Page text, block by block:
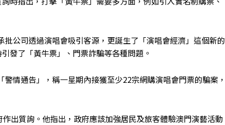
公司透過演唱會吸引客源，更誕生了「演唱會經濟」這個新的
發了「黃牛票」、門票詐騙等各種問題。
情通告」，稱一星期內接獲至少22宗網購演唱會門票的騙案，
出質詢。他指出，政府應該加強居民及旅客體驗澳門演藝活動